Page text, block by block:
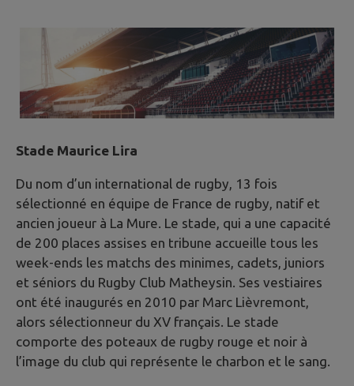
Stade Maurice Lira
Du nom d’un international de rugby, 13 fois
sélectionné en équipe de France de rugby, natif et
ancien joueur à La Mure. Le stade, qui a une capacité
de 200 places assises en tribune accueille tous les
week-ends les matchs des minimes, cadets, juniors
et séniors du Rugby Club Matheysin. Ses vestiaires
ont été inaugurés en 2010 par Marc Lièvremont,
alors sélectionneur du XV français. Le stade
comporte des poteaux de rugby rouge et noir à
l’image du club qui représente le charbon et le sang.